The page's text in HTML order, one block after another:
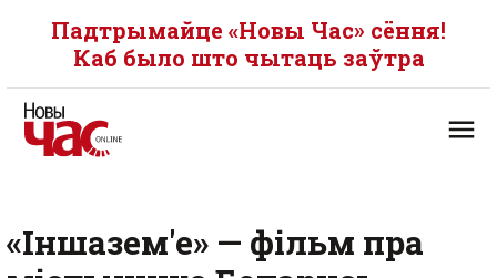
Падтрымайце «Новы Час» сёння!
Каб было што чытаць заўтра
«Іншазем'е» — фільм пра